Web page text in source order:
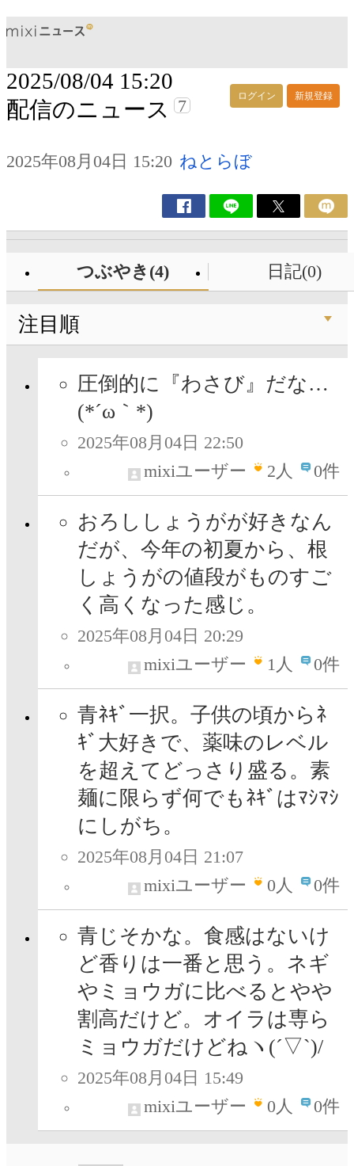
ログイン 新規登録
2025/08/04 15:20
配信のニュース
7
2025年08月04日 15:20 ねとらぼ
つぶやき(4) 日記(0)
注目順
圧倒的に『わさび』だな…
(*´ω｀*)
2025年08月04日 22:50
mixiユーザー
2人 0件
おろししょうがが好きなん
だが、今年の初夏から、根
しょうがの値段がものすご
く高くなった感じ。
2025年08月04日 20:29
mixiユーザー
1人 0件
青ﾈｷﾞ一択。子供の頃からﾈ
ｷﾞ大好きで、薬味のレベル
を超えてどっさり盛る。素
麺に限らず何でもﾈｷﾞはﾏｼﾏｼ
にしがち。
2025年08月04日 21:07
mixiユーザー
0人 0件
青じそかな。食感はないけ
ど香りは一番と思う。ネギ
やミョウガに比べるとやや
割高だけど。オイラは専ら
ミョウガだけどねヽ(´▽`)/
2025年08月04日 15:49
mixiユーザー
0人 0件